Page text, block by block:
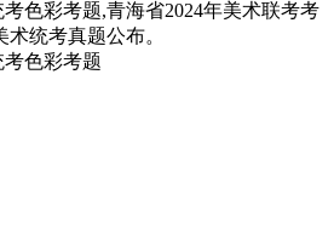
考色彩考题,青海省2024年美术联考考
术统考真题公布。